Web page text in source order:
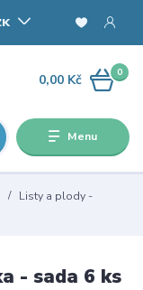
Menu
0
0,00 Kč
Listy a plody -
- sada 6 ks